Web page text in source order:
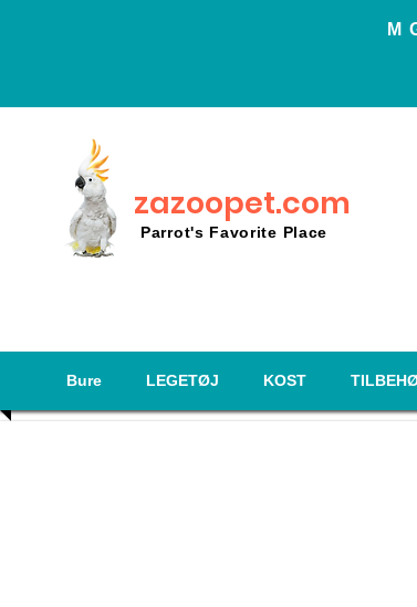
Μ
zazoopet.com
Parrot's Favorite Place
Bure LEGETØJ KOST